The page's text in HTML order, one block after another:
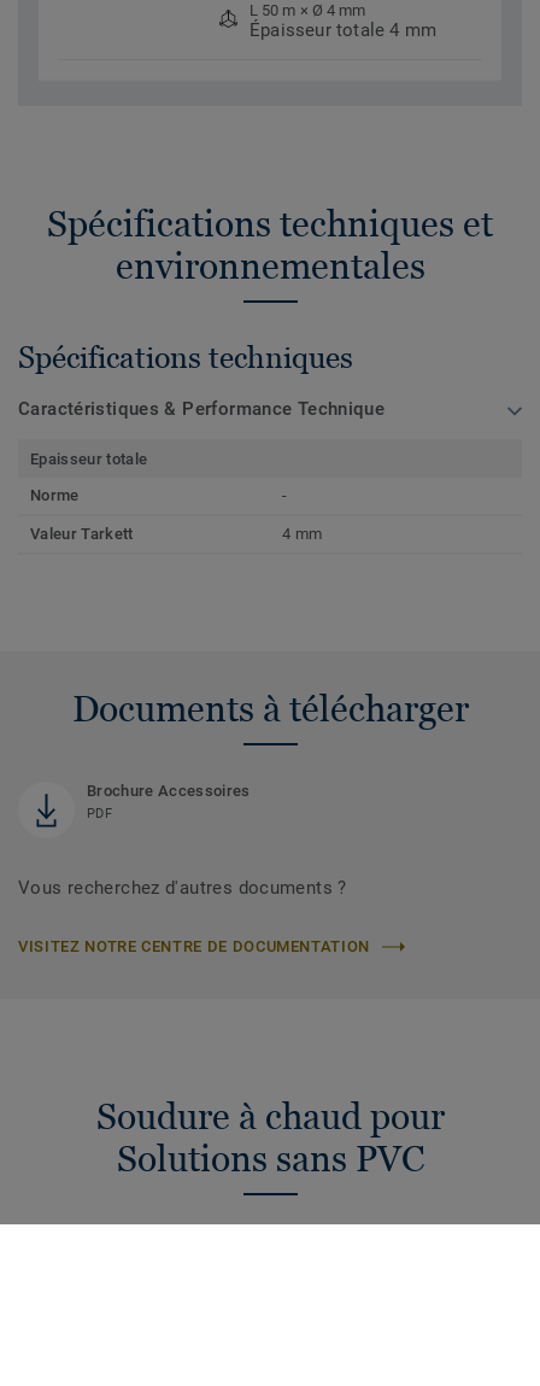
L 50 m × Ø 4 mm
Épaisseur totale 4 mm
Spécifications techniques et
environnementales
Spécifications techniques
Caractéristiques & Performance Technique
Epaisseur totale
Norme
-
Valeur Tarkett 4 mm
Documents à télécharger
Brochure Accessoires
PDF
Vous recherchez d'autres documents ?
VISITEZ NOTRE CENTRE DE DOCUMENTATION
Soudure à chaud pour
Solutions sans PVC